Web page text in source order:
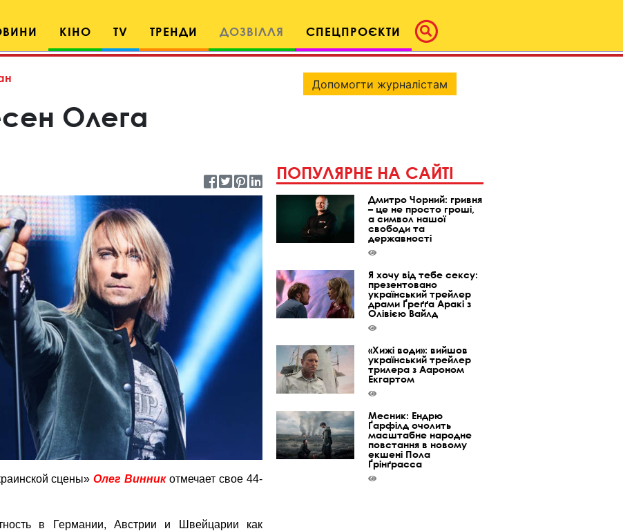
КІНО TV ТРЕНДИ ДОЗВІЛЛЯ СПЕЦПРОЄКТИ
Олега
сцены»Олег Винникотмечает свое 44-
в Германии, Австрии и Швейцарии как
Допомогти журналістам
ПОПУЛЯРНЕ НА САЙТІ
Дмитро Чорний: гривня
– це не просто гроші,
а символ нашої
свободи та
державності
Я хочу від тебе сексу:
презентовано
український трейлер
драми Ґреґґа Аракі з
Олівією Вайлд
«Хижі води»: вийшов
український трейлер
трилера з Аароном
Екгартом
Месник: Ендрю
Ґарфілд очолить
масштабне народне
повстання в новому
екшені Пола
Ґрінґрасса